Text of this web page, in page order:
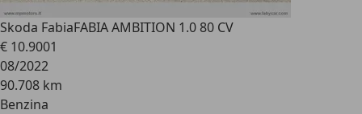
Skoda FabiaFABIA AMBITION 1.0 80 CV
€ 10.9001
08/2022
90.708 km
Benzina